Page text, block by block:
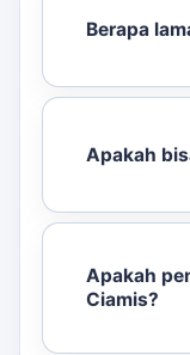
Berapa
Apakah
Apakah
Ciamis?